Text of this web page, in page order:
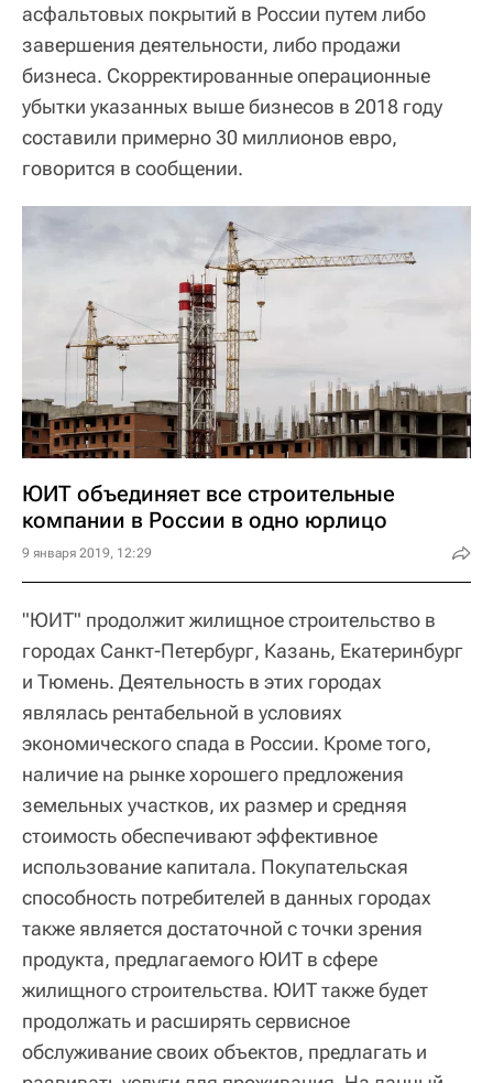
асфальтовых покрытий в России путем либо
завершения деятельности, либо продажи
бизнеса. Скорректированные операционные
убытки указанных выше бизнесов в 2018 году
составили примерно 30 миллионов евро,
говорится в сообщении.
ЮИТ объединяет все строительные
компании в России в одно юрлицо
9 января 2019, 12:29
"ЮИТ" продолжит жилищное строительство в
городах Санкт-Петербург, Казань, Екатеринбург
и Тюмень. Деятельность в этих городах
являлась рентабельной в условиях
экономического спада в России. Кроме того,
наличие на рынке хорошего предложения
земельных участков, их размер и средняя
стоимость обеспечивают эффективное
использование капитала. Покупательская
способность потребителей в данных городах
также является достаточной с точки зрения
продукта, предлагаемого ЮИТ в сфере
жилищного строительства. ЮИТ также будет
продолжать и расширять сервисное
обслуживание своих объектов, предлагать и